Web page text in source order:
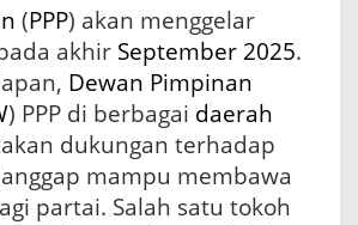
5
-
2
3
0
(PPP) akan menggelar
akhir September 2025.
Dewan Pimpinan
) PPP di berbagai daerah
dukungan terhadap
mampu membawa
partai. Salah satu tokoh